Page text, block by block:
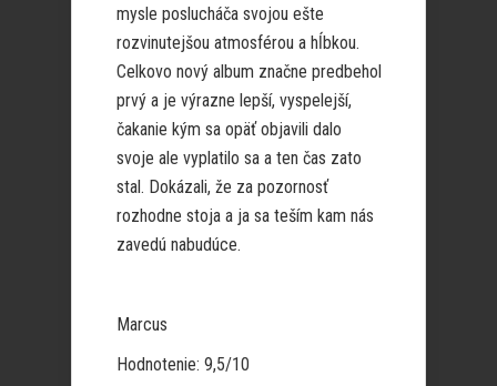
mysle poslucháča svojou ešte
rozvinutejšou atmosférou a hĺbkou.
Celkovo nový album značne predbehol
prvý a je výrazne lepší, vyspelejší,
čakanie kým sa opäť objavili dalo
svoje ale vyplatilo sa a ten čas zato
stal. Dokázali, že za pozornosť
rozhodne stoja a ja sa teším kam nás
zavedú nabudúce.
Marcus
Hodnotenie: 9,5/10